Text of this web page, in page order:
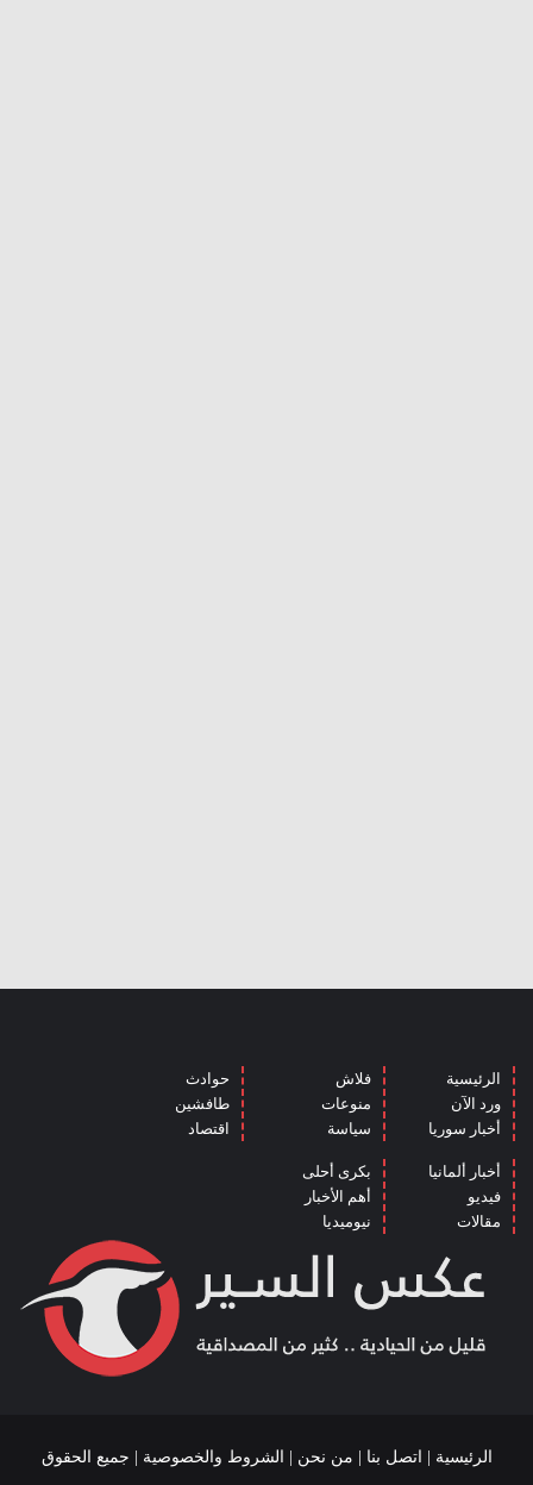
الرئيسية
ورد الآن
أخبار سوريا
فلاش
منوعات
سياسة
حوادث
طافشين
اقتصاد
أخبار ألمانيا
فيديو
مقالات
بكرى أحلى
أهم الأخبار
نيوميديا
الرئيسية اتصل بنا من نحن الشروط والخصوصية | جميع الحقوق